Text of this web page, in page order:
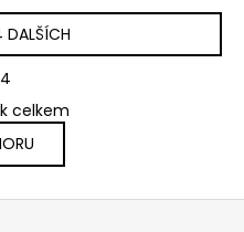
4
celkem